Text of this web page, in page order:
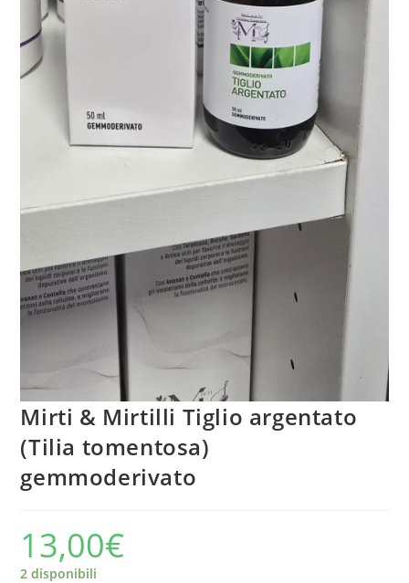
Mirti & Mirtilli Tiglio argentato
(Tilia tomentosa)
gemmoderivato
13,00€
2 disponibili